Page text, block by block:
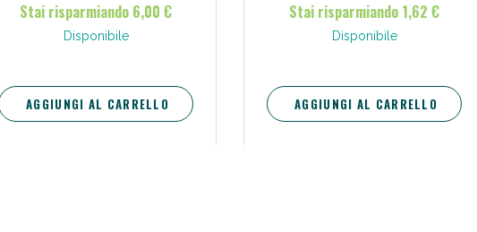
Stai risparmiando 6,00 €
Disponibile
AGGIUNGI AL CARRELLO
Stai risparmiando 1,62 €
Disponibile
AGGIUNGI AL CARRELLO
Scopri le offerte di Oggi